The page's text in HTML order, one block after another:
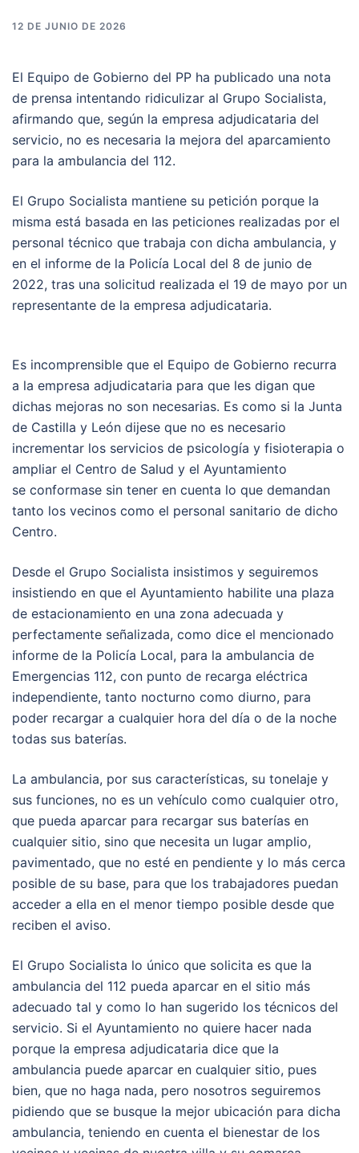
12 DE JUNIO DE 2026
El Equipo de Gobierno del PP ha publicado una nota
de prensa intentando ridiculizar al Grupo Socialista,
afirmando que, según la empresa adjudicataria del
servicio, no es necesaria la mejora del aparcamiento
para la ambulancia del 112.
El Grupo Socialista mantiene su petición porque la
misma está basada en las peticiones realizadas por el
personal técnico que trabaja con dicha ambulancia, y
en el informe de la Policía Local del 8 de junio de
2022, tras una solicitud realizada el 19 de mayo por un
representante de la empresa adjudicataria.
Es incomprensible que el Equipo de Gobierno recurra
a la empresa adjudicataria para que les digan que
dichas mejoras no son necesarias. Es como si la Junta
de Castilla y León dijese que no es necesario
incrementar los servicios de psicología y fisioterapia o
ampliar el Centro de Salud y el Ayuntamiento
se conformase sin tener en cuenta lo que demandan
tanto los vecinos como el personal sanitario de dicho
Centro.
Desde el Grupo Socialista insistimos y seguiremos
insistiendo en que el Ayuntamiento habilite una plaza
de estacionamiento en una zona adecuada y
perfectamente señalizada, como dice el mencionado
informe de la Policía Local, para la ambulancia de
Emergencias 112, con punto de recarga eléctrica
independiente, tanto nocturno como diurno, para
poder recargar a cualquier hora del día o de la noche
todas sus baterías.
La ambulancia, por sus características, su tonelaje y
sus funciones, no es un vehículo como cualquier otro,
que pueda aparcar para recargar sus baterías en
cualquier sitio, sino que necesita un lugar amplio,
pavimentado, que no esté en pendiente y lo más cerca
posible de su base, para que los trabajadores puedan
acceder a ella en el menor tiempo posible desde que
reciben el aviso.
El Grupo Socialista lo único que solicita es que la
ambulancia del 112 pueda aparcar en el sitio más
adecuado tal y como lo han sugerido los técnicos del
servicio. Si el Ayuntamiento no quiere hacer nada
porque la empresa adjudicataria dice que la
ambulancia puede aparcar en cualquier sitio, pues
bien, que no haga nada, pero nosotros seguiremos
pidiendo que se busque la mejor ubicación para dicha
ambulancia, teniendo en cuenta el bienestar de los